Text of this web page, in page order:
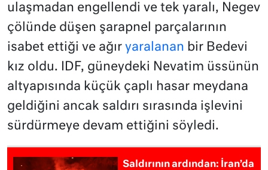
ulaşmadan engellendi ve tek yaralı, Negev
çölünde düşen şarapnel parçalarının
isabet ettiği ve ağır yaralanan bir Bedevi
kız oldu. IDF, güneydeki Nevatim üssünün
altyapısında küçük çaplı hasar meydana
geldiğini ancak saldırı sırasında işlevini
sürdürmeye devam ettiğini söyledi.
Saldırının ardından: İran’da